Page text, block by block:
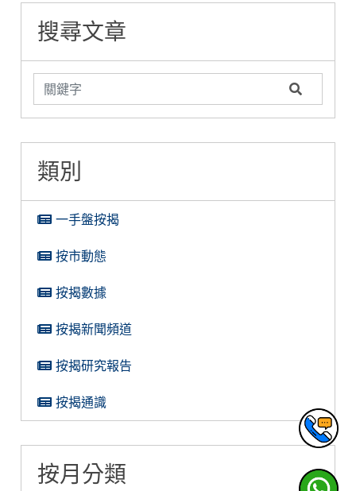
搜尋文章
類別
一手盤按揭
按市動態
按揭數據
按揭新聞頻道
按揭研究報告
按揭通識
按月分類